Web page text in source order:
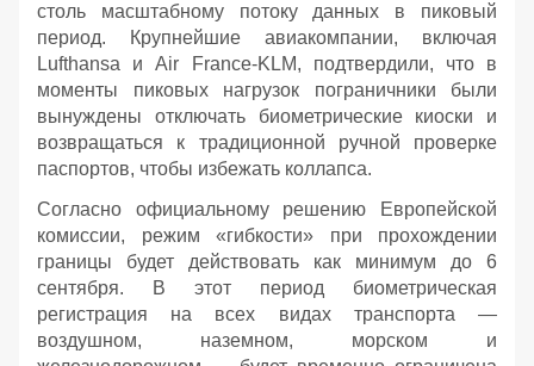
столь масштабному потоку данных в пиковый
период. Крупнейшие авиакомпании, включая
Lufthansa и Air France-KLM, подтвердили, что в
моменты пиковых нагрузок пограничники были
вынуждены отключать биометрические киоски и
возвращаться к традиционной ручной проверке
паспортов, чтобы избежать коллапса.
Согласно официальному решению Европейской
комиссии, режим «гибкости» при прохождении
границы будет действовать как минимум до 6
сентября. В этот период биометрическая
регистрация на всех видах транспорта —
воздушном, наземном, морском и